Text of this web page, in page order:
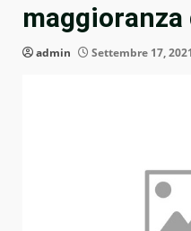
maggioranza
admin Settembre 17, 2021